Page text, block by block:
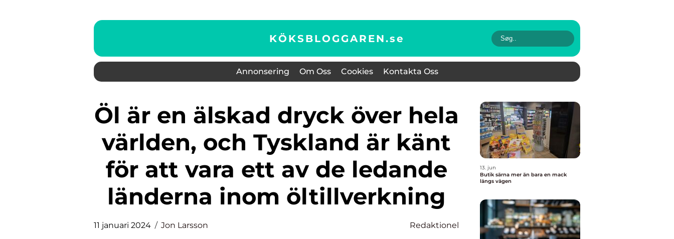
KÖKSBLOGGAREN.se
Annonsering Om Oss Cookies Kontakta Oss
Öl är en älskad dryck över hela
världen, och Tyskland är känt
för att vara ett av de ledande
länderna inom öltillverkning
11 januari 2024 Jon Larsson Redaktionel
13. jun
Butik särna mer än bara en mack
längs vägen